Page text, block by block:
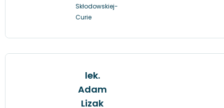
Skłodowskiej-
Curie
lek.
Adam
Lizak